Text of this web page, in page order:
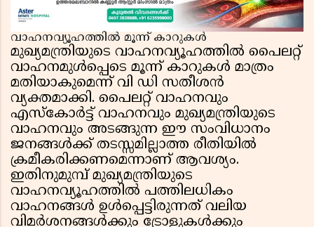
വാഹനവ്യൂഹത്തിൽ മൂന്ന് കാറുകൾ
മുഖ്യമന്ത്രിയുടെ വാഹനവ്യൂഹത്തിൽ പൈലറ്റ്
വാഹനമുൾപ്പെടെ മൂന്ന് കാറുകൾ മാത്രം
മതിയാകുമെന്ന് വി ഡി സതീശൻ
വ്യക്തമാക്കി. പൈലറ്റ് വാഹനവും
എസ്കോർട്ട് വാഹനവും മുഖ്യമന്ത്രിയുടെ
വാഹനവും അടങ്ങുന്ന ഈ സംവിധാനം
ജനങ്ങൾക്ക് തടസ്സമില്ലാത്ത രീതിയിൽ
ക്രമീകരിക്കണമെന്നാണ് ആവശ്യം.
ഇതിനുമുമ്പ് മുഖ്യമന്ത്രിയുടെ
വാഹനവ്യൂഹത്തിൽ പത്തിലധികം
വാഹനങ്ങൾ ഉൾപ്പെട്ടിരുന്നത് വലിയ
വിമർശനങ്ങൾക്കും ട്രോളുകൾക്കും